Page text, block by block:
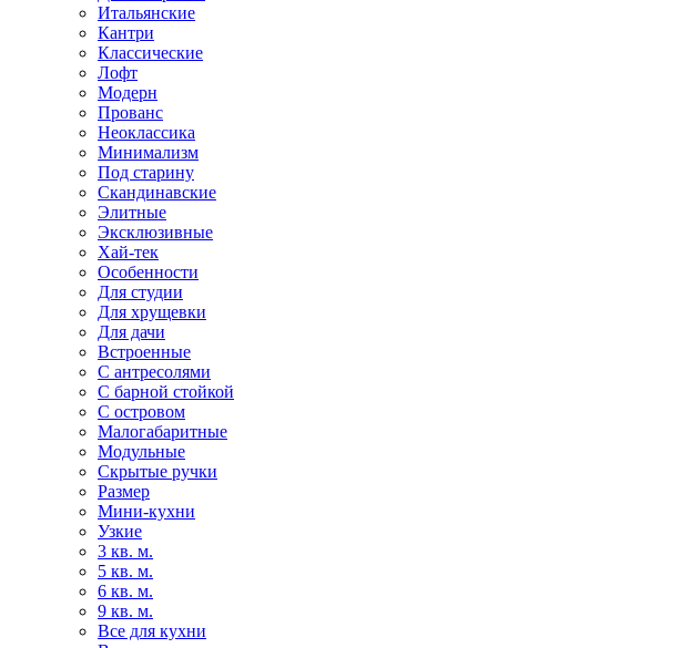
Итальянские
Кантри
Классические
Лофт
Модерн
Прованс
Неоклассика
Минимализм
Под старину
Скандинавские
Элитные
Эксклюзивные
Хай-тек
Особенности
Для студии
Для хрущевки
Для дачи
Встроенные
С антресолями
С барной стойкой
С островом
Малогабаритные
Модульные
Скрытые ручки
Размер
Мини-кухни
Узкие
3 кв. м.
5 кв. м.
6 кв. м.
9 кв. м.
Все для кухни